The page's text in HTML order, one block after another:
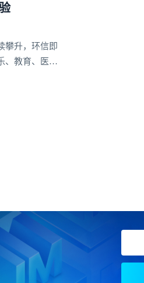
攀升，环信即
、教育、医